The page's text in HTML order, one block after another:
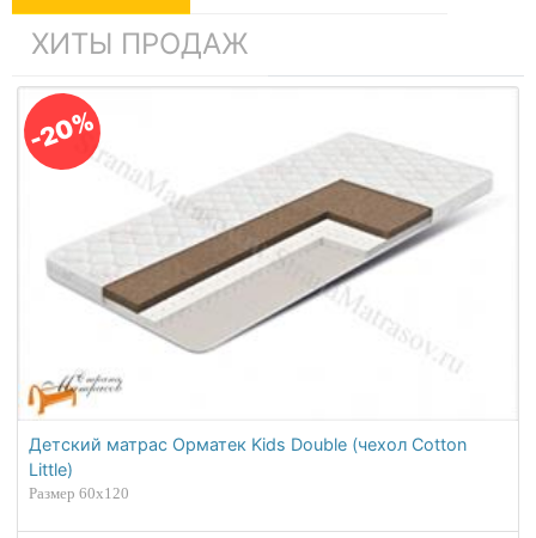
ХИТЫ ПРОДАЖ
-20%
Детский матрас Орматек Kids Double (чехол Cotton
Little)
Размер 60х120